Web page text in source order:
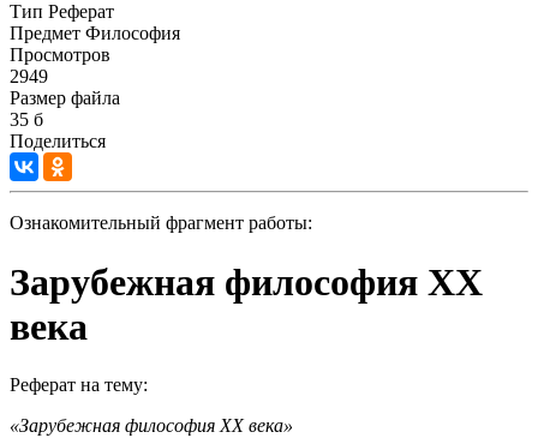
Тип Реферат
Предмет Философия
Просмотров
2949
Размер файла
35 б
Поделиться
Ознакомительный фрагмент работы:
Зарубежная философия ХХ
века
Реферат на тему:
«Зарубежная философия ХХ века»